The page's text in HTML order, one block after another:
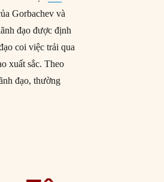
Gorbachev và
đạo được định
coi việc trải qua
xuất sắc. Theo
đạo, thường
trở thành nhà cải cách cấp tiến